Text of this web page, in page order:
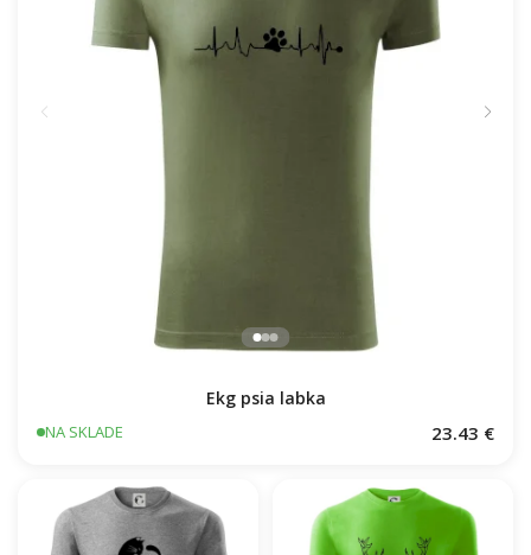
Ekg psia labka
NA SKLADE 23.43 €